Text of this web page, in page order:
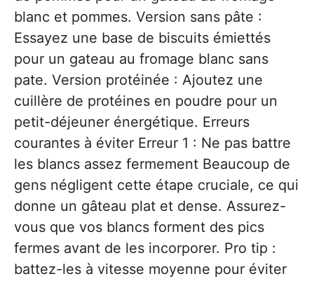
blanc et pommes. Version sans pâte :
Essayez une base de biscuits émiettés
pour un gateau au fromage blanc sans
pate. Version protéinée : Ajoutez une
cuillère de protéines en poudre pour un
petit-déjeuner énergétique. Erreurs
courantes à éviter Erreur 1 : Ne pas battre
les blancs assez fermement Beaucoup de
gens négligent cette étape cruciale, ce qui
donne un gâteau plat et dense. Assurez-
vous que vos blancs forment des pics
fermes avant de les incorporer. Pro tip :
battez-les à vitesse moyenne pour éviter